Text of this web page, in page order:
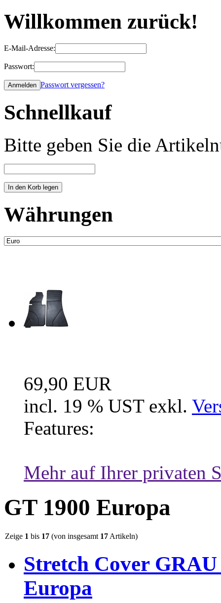
Willkommen zurück!
E-Mail-Adresse:
Passwort:
Passwort vergessen?
Schnellkauf
Bitte geben Sie die
Währungen
69,90 EUR
incl. 19 % UST exkl.
Features:
Mehr auf Ihrer privaten
GT 1900 Europa
Zeige 1 bis 17 (von insgesamt 17Artikeln)
Stretch Cover
Europa